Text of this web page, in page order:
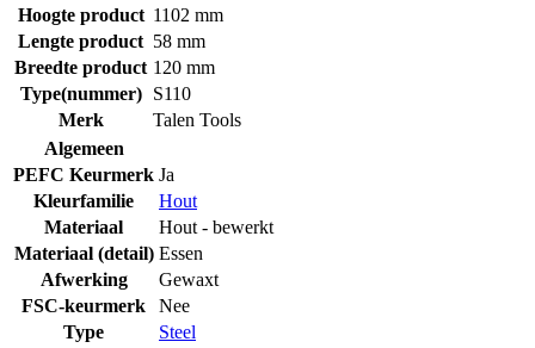
Hoogte product 1102 mm
Lengte product 58 mm
Breedte product 120 mm
Type(nummer)
S110
Merk
Talen Tools
Algemeen
PEFC Keurmerk Ja
Kleurfamilie
Hout
Materiaal
Hout - bewerkt
Materiaal (detail) Essen
Afwerking
Gewaxt
FSC-keurmerk
Nee
Type
Steel